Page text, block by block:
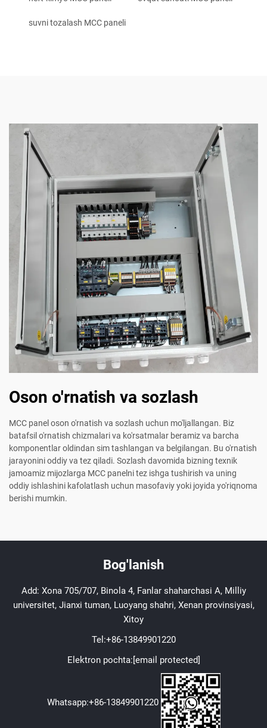
suvni tozalash MCC paneli
Oson o'rnatish va sozlash
MCC panel oson o'rnatish va sozlash uchun mo'ljallangan. Biz
batafsil o'rnatish chizmalari va ko'rsatmalar beramiz va barcha
komponentlar oldindan sim tashlangan va belgilangan. Bu o'rnatish
jarayonini oddiy va tez qiladi. Sozlash davomida bizning texnik
jamoamiz mijozlarga MCC panelni tez ishga tushirish va uning
oddiy ishlashini kafolatlash uchun masofaviy yoki joyida yo'riqnoma
berishi mumkin.
Bog'lanish
Add: Xona 705/707, Binola 4, Fanlar shaharchasi A, Milliy
universitet, Jianxi tuman, Luoyang shahri, Xenan provinsiyasi,
Xitoy
Tel:+86-13849901220
Elektron pochta:[email protected]
Whatsapp:+86-13849901220